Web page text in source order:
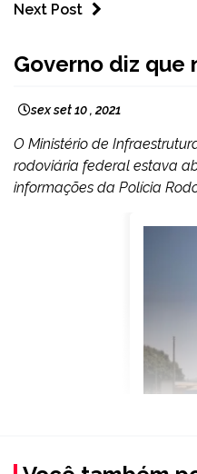
Next Post
NOTÍCIAS
Governo diz que
sex set 10 , 2021
O Ministério de
rodoviária federal estava
informações da Polícia